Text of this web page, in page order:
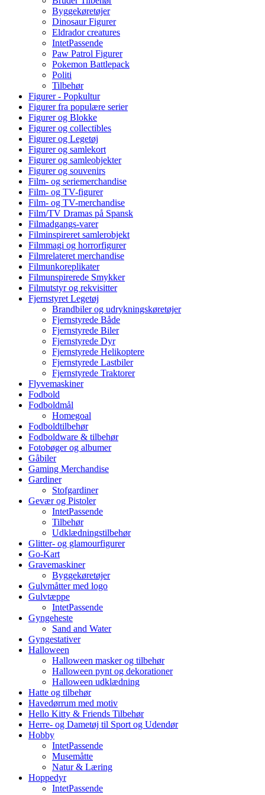
Byggekøretøjer
Dinosaur Figurer
Eldrador creatures
IntetPassende
Paw Patrol Figurer
Pokemon Battlepack
Politi
Tilbehør
Figurer - Popkultur
Figurer fra populære serier
Figurer og Blokke
Figurer og collectibles
Figurer og Legetøj
Figurer og samlekort
Figurer og samleobjekter
Figurer og souvenirs
Film- og seriemerchandise
Film- og TV-figurer
Film- og TV-merchandise
Film/TV Dramas på Spansk
Filmadgangs-varer
Filminspireret samlerobjekt
Filmmagi og horrorfigurer
Filmrelateret merchandise
Filmunkoreplikater
Filmunspirerede Smykker
Filmutstyr og rekvisitter
Fjernstyret Legetøj
Brandbiler og udrykningskøretøjer
Fjernstyrede Både
Fjernstyrede Biler
Fjernstyrede Dyr
Fjernstyrede Helikoptere
Fjernstyrede Lastbiler
Fjernstyrede Traktorer
Flyvemaskiner
Fodbold
Fodboldmål
Homegoal
Fodboldtilbehør
Fodboldware & tilbehør
Fotobøger og albumer
Gåbiler
Gaming Merchandise
Gardiner
Stofgardiner
Gevær og Pistoler
IntetPassende
Tilbehør
Udklædningstilbehør
Glitter- og glamourfigurer
Go-Kart
Gravemaskiner
Byggekøretøjer
Gulvmåtter med logo
Gulvtæppe
IntetPassende
Gyngeheste
Sand and Water
Gyngestativer
Halloween
Halloween masker og tilbehør
Halloween pynt og dekorationer
Halloween udklædning
Hatte og tilbehør
Havedørrum med motiv
Hello Kitty & Friends Tilbehør
Herre- og Dametøj til Sport og Udendør
Hobby
IntetPassende
Musemåtte
Natur & Læring
Hoppedyr
IntetPassende